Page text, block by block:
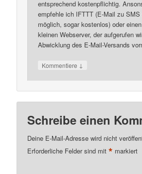
entsprechend kostenpflichtig.
empfehle ich IFTTT (E-Mail zu SMS
möglich, sogar kostenlos) oder
kleinen Webserver, der aufgerufen
Abwicklung des E-Mail-Versands
Kommentiere ↓
Schreibe einen
Deine E-Mail-Adresse wird nicht
Erforderliche Felder sind mit* markiert